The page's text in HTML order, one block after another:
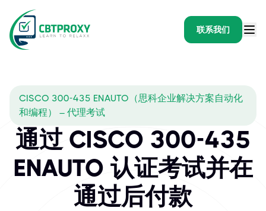
联系我们
CISCO 300-435 ENAUTO（思科企业解决方案自动化
和编程） – 代理考试
通过 CISCO 300-435
ENAUTO 认证考试并在
通过后付款